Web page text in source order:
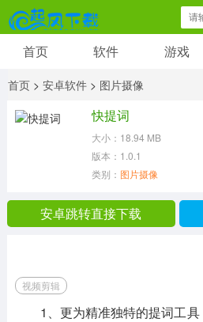
游戏
8268 款应用
3285 款应用
15116 款应用
金融理财
生活办公
首页 软件 游戏
首页 > 安卓软件 > 图片摄像
快提词
大小：18.94 MB
版本：1.0.1
类别： 图片摄像
安卓跳转直接下载
视频剪辑
1、更为精准独特的提词工